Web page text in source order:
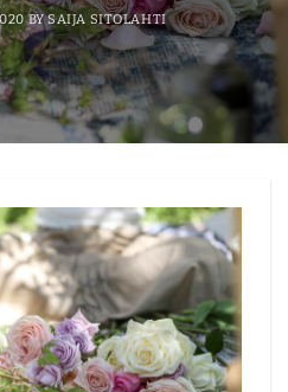
BYSAIJA SITOLAHTI